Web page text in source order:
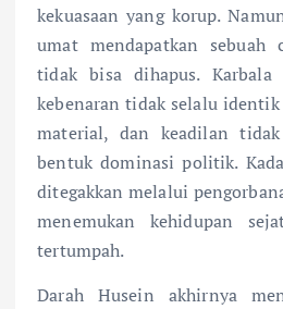
kekuasaan yang korup.
umat mendapatkan sebuah
tidak bisa dihapus. Karbala
kebenaran tidak selalu identik
material, dan keadilan
bentuk dominasi politik.
ditegakkan melalui
menemukan kehidupan
tertumpah.
Darah Husein akhirnya